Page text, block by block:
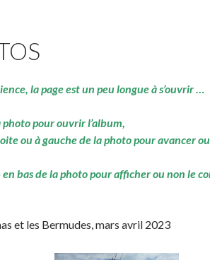
la page est un peu longue à s’ouvrir …
photo pour ouvrir l’album,
ou à gauche de la photo pour avancer
en bas de la photo pour afficher ou non le
et les Bermudes, mars avril 2023